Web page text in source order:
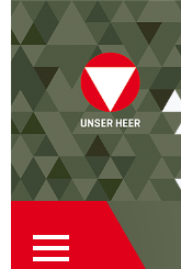
Startseite
(0)
Direkt
zur
Navigation
Direkt
zum
Inhalt
Zur
Denkmalsuche
(1)
Kontakt
(2)
« Zurück
Burg Bildstock
in der
Akademiemauer
Burg Bildstock
in der
Akademiemauer